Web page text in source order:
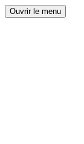
Ouvrir le menu